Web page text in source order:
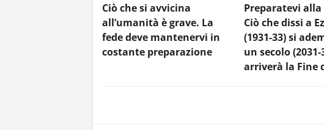
Ciò che si avvicina
all’umanità è grave. La
fede deve mantenervi in
costante preparazione
Preparatevi alla
Ciò che dissi a
(1931-33) si
un secolo (2031-
arriverà la Fine